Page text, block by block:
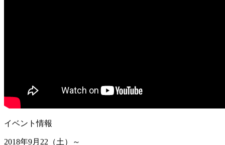
イベント情報
2018年9月22（土）～